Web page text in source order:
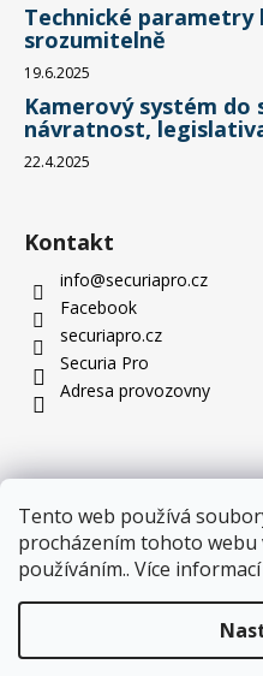
Tento web používá
procházením tohoto webu
používáním.. Více informací
Technické parametry
srozumitelně
19.6.2025
Kamerový systém do
návratnost,
22.4.2025
Kontakt
info@securiapro.cz
Facebook
securiapro.cz
Securia Pro
Adresa provozovny